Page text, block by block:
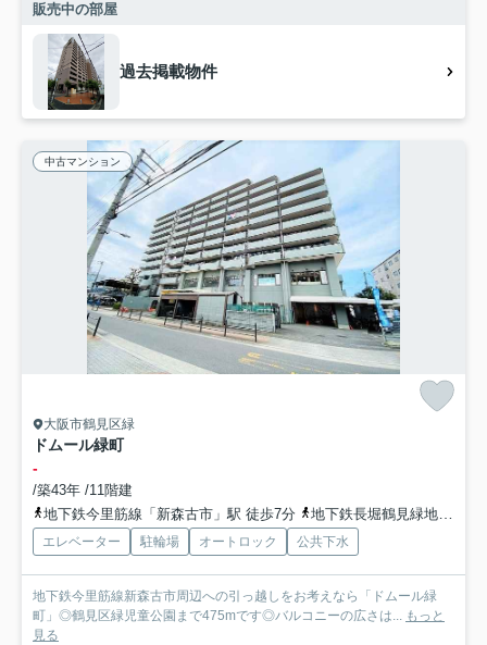
販売中の部屋
過去掲載物件
中古マンション
大阪市鶴見区緑
ドムール緑町
-
/築43年 /11階建
地下鉄今里筋線「新森古市」駅 徒歩7分
地下鉄長堀鶴見緑地「今福鶴見」駅 徒歩15分
エレベーター 駐輪場 オートロック 公共下水
地下鉄今里筋線新森古市周辺への引っ越しをお考えなら「ドムール緑
町」◎鶴見区緑児童公園まで475mです◎バルコニーの広さは... もっと
見る